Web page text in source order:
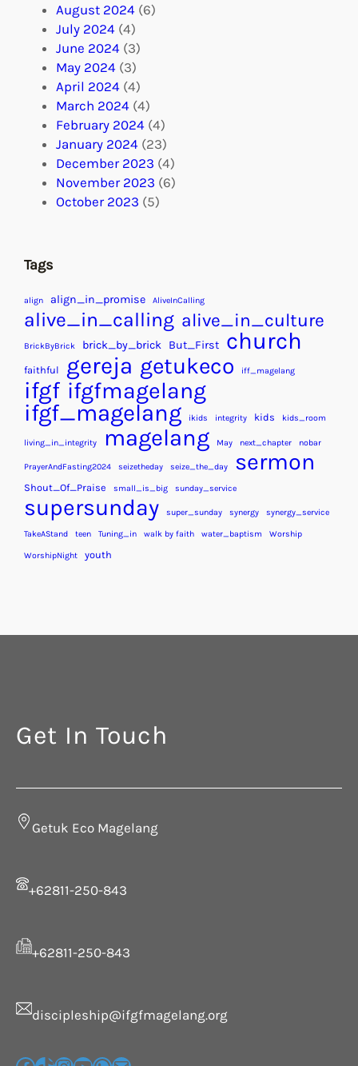
August 2024 (6)
July 2024 (4)
June 2024 (3)
May 2024 (3)
April 2024 (4)
March 2024 (4)
February 2024 (4)
January 2024 (23)
December 2023 (4)
November 2023 (6)
October 2023 (5)
Tags
align align_in_promise AliveInCalling
alive_in_calling alive_in_culture
BrickByBrick brick_by_brick But_First church
faithful gereja getukeco iff_magelang
ifgf ifgfmagelang
ifgf_magelang ikids integrity kids kids_room
living_in_integrity magelang May next_chapter nobar
PrayerAndFasting2024 seizetheday seize_the_day sermon
Shout_Of_Praise small_is_big sunday_service
supersunday super_sunday synergy synergy_service
TakeAStand teen Tuning_in walk by faith water_baptism Worship
WorshipNight youth
Get In Touch
Getuk Eco Magelang
+62811-250-843
+62811-250-843
discipleship@ifgfmagelang.org